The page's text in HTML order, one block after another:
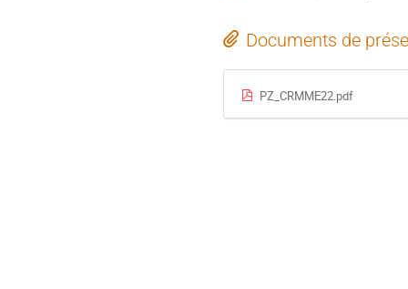
Documents de
PZ_CRMME22.pdf